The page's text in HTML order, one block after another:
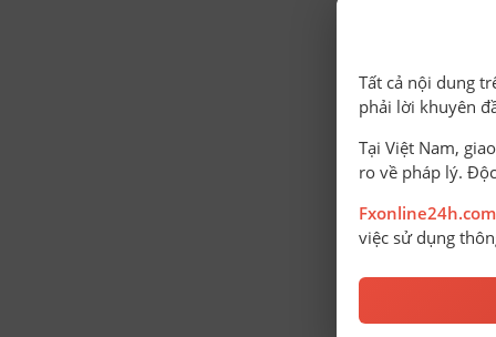
Tất cả nội dung
phải lời khuyên
Tại Việt Nam,
ro về pháp lý.
Fxonline24h.com
việc sử dụng